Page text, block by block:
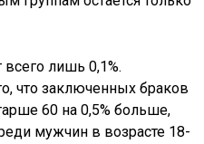
лишь 0,1%.
что заключенных браков
60 на 0,5% больше,
мужчин в возрасте 18-